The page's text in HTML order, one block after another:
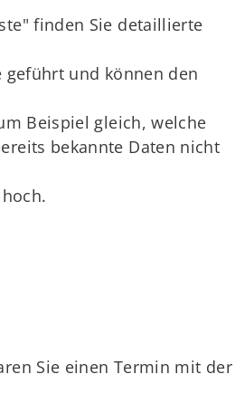
finden Sie detaillierte
geführt und können den
Beispiel gleich, welche
bekannte Daten nicht
Sie einen Termin mit der